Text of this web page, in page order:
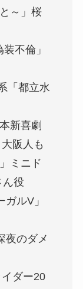
～」桜
不倫」
「都立水
新喜劇
阪人も
ミニド
ん役
ルV」
夜のダメ
ダー20